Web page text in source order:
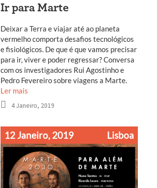
Ir para Marte
Deixar a Terra e viajar até ao planeta
vermelho comporta desafios tecnológicos
e fisiológicos. De que é que vamos precisar
para ir, viver e poder regressar? Conversa
com os investigadores Rui Agostinho e
Pedro Fevereiro sobre viagens a Marte.
Ler mais
4 Janeiro, 2019
12 Janeiro, 2019 Lisboa